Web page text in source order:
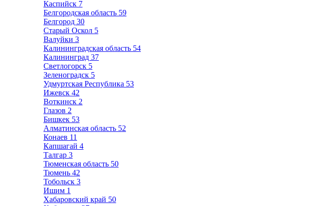
Каспийск 7
Белгородская область 59
Белгород 30
Старый Оскол 5
Валуйки 3
Калининградская область 54
Калининград 37
Светлогорск 5
Зеленоградск 5
Удмуртская Республика 53
Ижевск 42
Воткинск 2
Глазов 2
Бишкек 53
Алматинская область 52
Конаев 11
Капшагай 4
Талгар 3
Тюменская область 50
Тюмень 42
Тобольск 3
Ишим 1
Хабаровский край 50